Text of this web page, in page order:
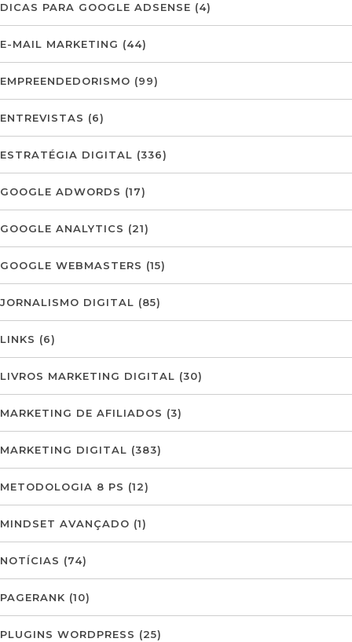
DICAS PARA GOOGLE ADSENSE (4)
E-MAIL MARKETING (44)
EMPREENDEDORISMO (99)
ENTREVISTAS (6)
ESTRATÉGIA DIGITAL (336)
GOOGLE ADWORDS (17)
GOOGLE ANALYTICS (21)
GOOGLE WEBMASTERS (15)
JORNALISMO DIGITAL (85)
LINKS (6)
LIVROS MARKETING DIGITAL (30)
MARKETING DE AFILIADOS (3)
MARKETING DIGITAL (383)
METODOLOGIA 8 PS (12)
MINDSET AVANÇADO (1)
NOTÍCIAS (74)
PAGERANK (10)
PLUGINS WORDPRESS (25)